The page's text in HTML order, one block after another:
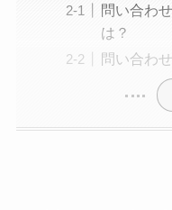
問い合わ
は？
問い合わ